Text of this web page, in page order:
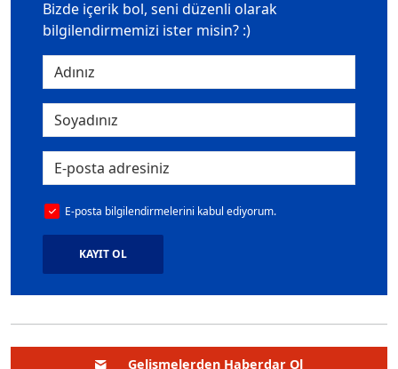
Bizde içerik bol, seni düzenli olarak
bilgilendirmemizi ister misin? :)
E-posta bilgilendirmelerini kabul ediyorum.
KAYIT OL
Gelişmelerden Haberdar Ol